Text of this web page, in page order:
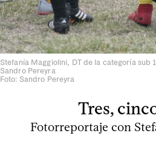
Stefanía Maggiolini, DT de la categoría sub
Sandro Pereyra
Foto: Sandro Pereyra
Tres,
Fotorreportaje con